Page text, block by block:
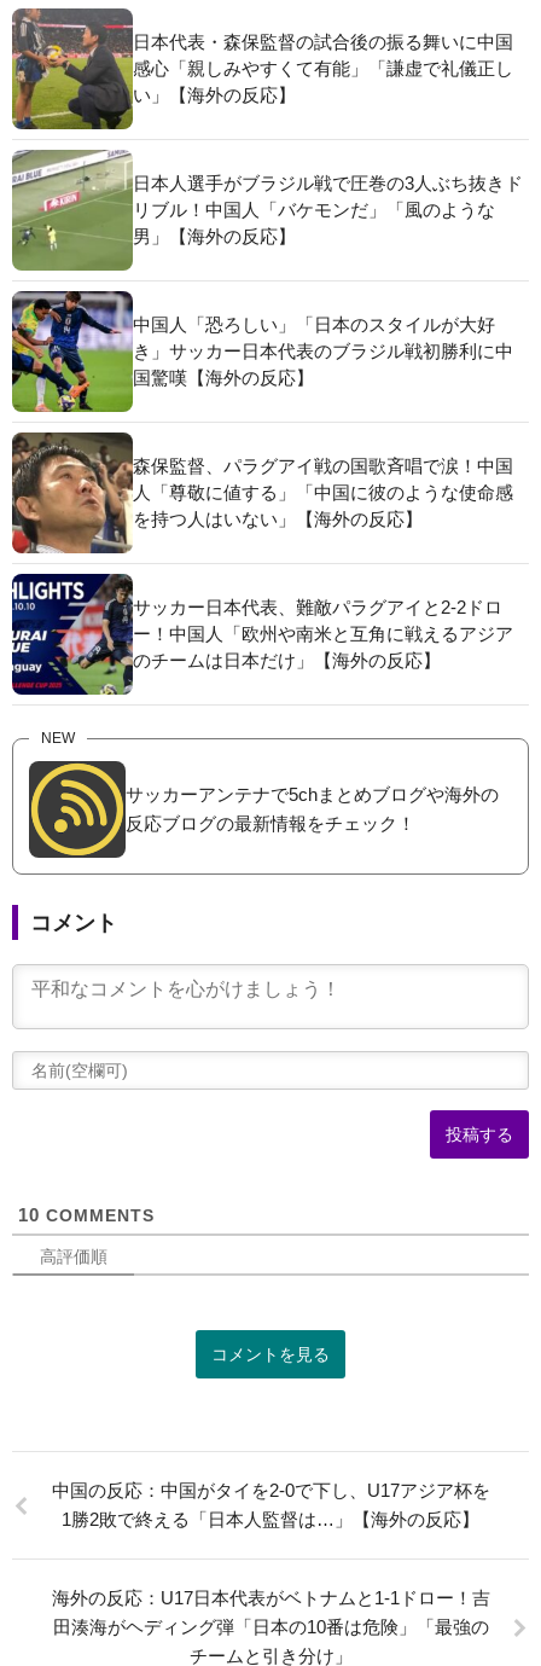
日本代表・森保監督の試合後の振る舞いに中国
感心「親しみやすくて有能」「謙虚で礼儀正し
い」【海外の反応】
日本人選手がブラジル戦で圧巻の3人ぶち抜きド
リブル！中国人「バケモンだ」「風のような
男」【海外の反応】
中国人「恐ろしい」「日本のスタイルが大好
き」サッカー日本代表のブラジル戦初勝利に中
国驚嘆【海外の反応】
森保監督、パラグアイ戦の国歌斉唱で涙！中国
人「尊敬に値する」「中国に彼のような使命感
を持つ人はいない」【海外の反応】
サッカー日本代表、難敵パラグアイと2-2ドロ
ー！中国人「欧州や南米と互角に戦えるアジア
のチームは日本だけ」【海外の反応】
NEW
サッカーアンテナで5chまとめブログや海外の
反応ブログの最新情報をチェック！
コメント
10 COMMENTS
高評価順
コメントを見る
中国の反応：中国がタイを2-0で下し、U17アジア杯を
1勝2敗で終える「日本人監督は…」【海外の反応】
海外の反応：U17日本代表がベトナムと1-1ドロー！吉
田湊海がヘディング弾「日本の10番は危険」「最強の
チームと引き分け」